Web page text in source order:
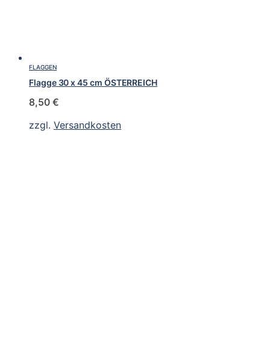
FLAGGEN
Flagge 30 x 45 cm ÖSTERREICH
8,50 €
zzgl. Versandkosten